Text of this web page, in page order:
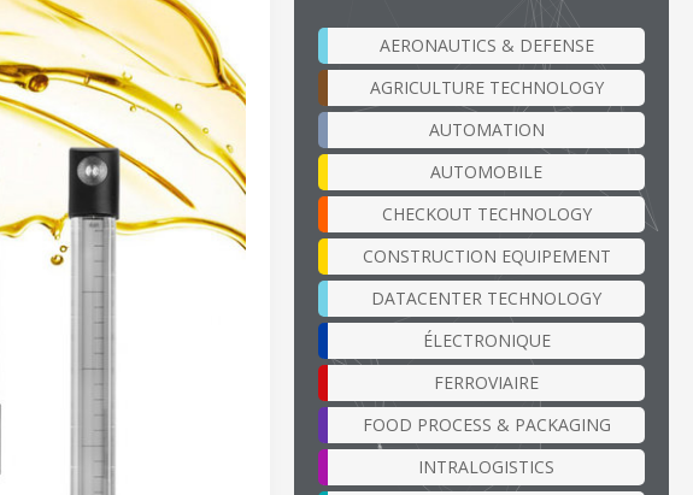
AERONAUTICS & DEFENSE
AGRICULTURE TECHNOLOGY
AUTOMATION
AUTOMOBILE
CHECKOUT TECHNOLOGY
CONSTRUCTION EQUIPEMENT
DATACENTER TECHNOLOGY
ÉLECTRONIQUE
FERROVIAIRE
FOOD PROCESS & PACKAGING
INTRALOGISTICS